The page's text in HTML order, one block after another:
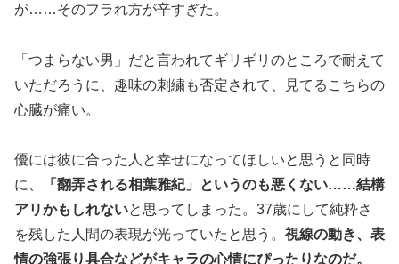
が……そのフラれ方が辛すぎた。
「つまらない男」だと言われてギリギリのところで耐えて
いただろうに、趣味の刺繍も否定されて、見てるこちらの
心臓が痛い。
優には彼に合った人と幸せになってほしいと思うと同時
に、
「翻弄される相葉雅紀」というのも悪くない……結構
アリかもしれないと思ってしまった。37歳にして純粋さ
を残した人間の表現が光っていたと思う。 視線の動き、表
情の強張り具合などがキャラの心情にぴったりなのだ。